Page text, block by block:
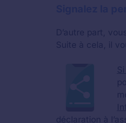
D’autre part,
Suite à cela, il
déclaration à